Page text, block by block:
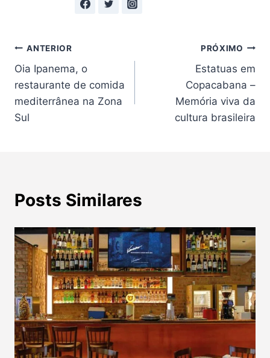
Navegação
de
Post
ANTERIOR
Oia Ipanema, o
restaurante de comida
mediterrânea na Zona
Sul
PRÓXIMO
Estatuas em
Copacabana –
Memória viva da
cultura brasileira
Posts Similares